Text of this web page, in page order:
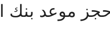
موعد بنك